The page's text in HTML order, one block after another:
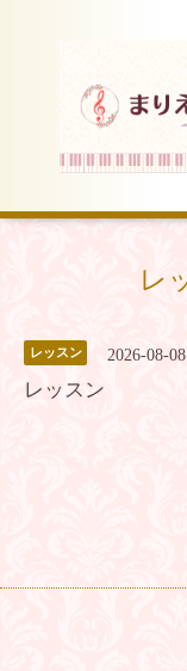
レ
レッスン 2026-08-
レッスン